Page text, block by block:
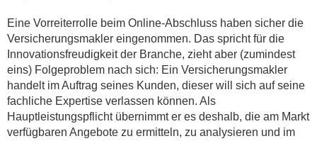
Eine Vorreiterrolle beim Online-Abschluss haben sicher die
Versicherungsmakler eingenommen. Das spricht für die
Innovationsfreudigkeit der Branche, zieht aber (zumindest
eins) Folgeproblem nach sich: Ein Versicherungsmakler
handelt im Auftrag seines Kunden, dieser will sich auf seine
fachliche Expertise verlassen können. Als
Hauptleistungspflicht übernimmt er es deshalb, die am Markt
verfügbaren Angebote zu ermitteln, zu analysieren und im